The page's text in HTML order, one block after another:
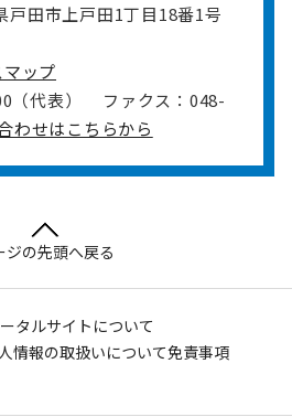
戸田市上戸田1丁目18番1号
ップ
代表）
ファクス：048-
わせはこちらから
ジの先頭へ戻る
タルサイトについて
情報の取扱いについて免責事項